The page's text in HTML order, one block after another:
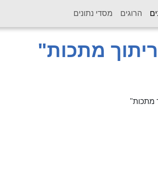
הרוגים מסדי נתונים
מתכות"
מתכות"